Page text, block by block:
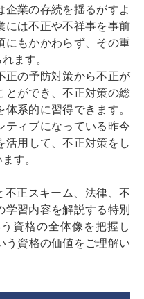
業の存続を揺るがすよ
には不正や不祥事を事前
にもかかわらず、その重
ます。
正の予防対策から不正が
とができ、不正対策の総
系的に習得できます。
ィブになっている昨今
用して、不正対策をし
す。
正スキーム、法律、不
学習内容を解説する特別
資格の全体像を把握し
う資格の価値をご理解い